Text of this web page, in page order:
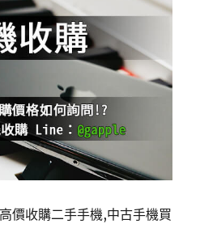
價收購二手手機,中古手機買